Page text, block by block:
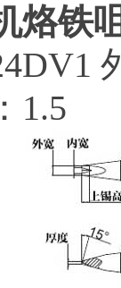
烙铁
1.5